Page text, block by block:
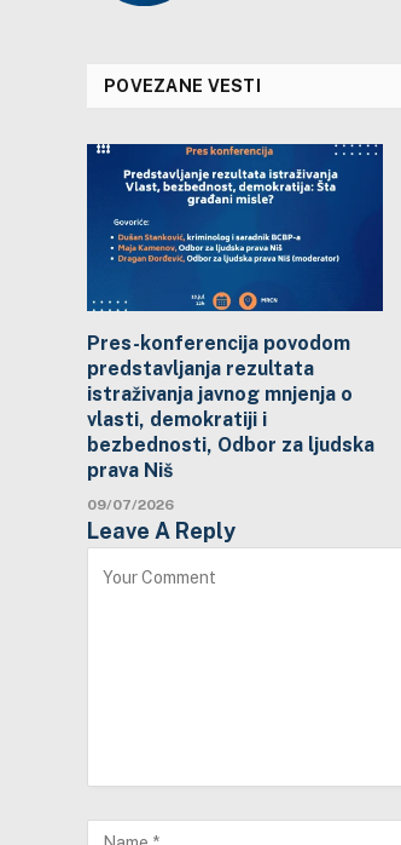
POVEZANE VESTI
Pres-konferencija povodom
predstavljanja rezultata
istraživanja javnog mnjenja o
vlasti, demokratiji i
bezbednosti, Odbor za ljudska
prava Niš
09/07/2026
Leave A Reply